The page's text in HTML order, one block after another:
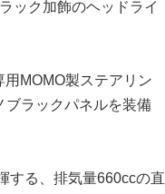
ック加飾のヘッドライ
MOMO製ステアリン
ブラックパネルを装備
する、排気量660ccの直